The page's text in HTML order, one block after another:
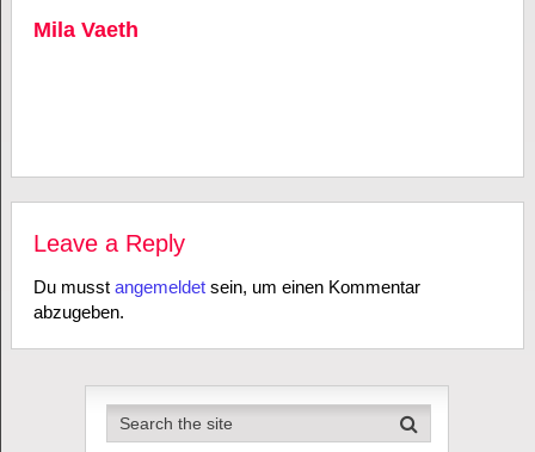
Mila Vaeth
Leave a Reply
Du musst angemeldetsein, um einen Kommentar
abzugeben.